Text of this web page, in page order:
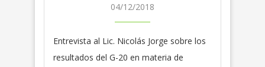
04/12/2018
Entrevista al Lic. Nicolás Jorge sobre los
resultados del G-20 en materia de